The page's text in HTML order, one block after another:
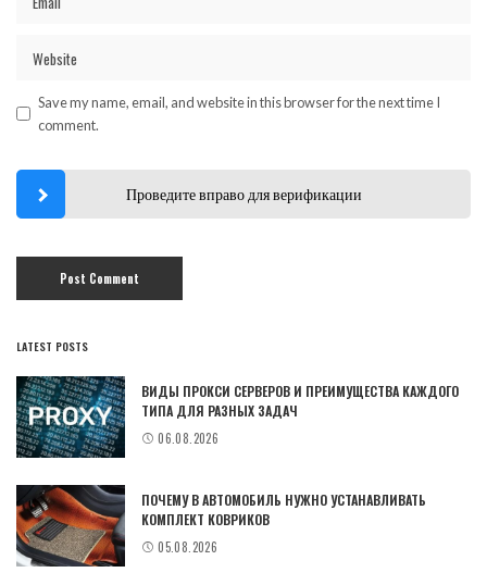
Save my name, email, and website in this browser for the next time I
comment.
Проведите вправо для верификации
LATEST POSTS
ВИДЫ ПРОКСИ СЕРВЕРОВ И ПРЕИМУЩЕСТВА КАЖДОГО
ТИПА ДЛЯ РАЗНЫХ ЗАДАЧ
06.08.2026
ПОЧЕМУ В АВТОМОБИЛЬ НУЖНО УСТАНАВЛИВАТЬ
КОМПЛЕКТ КОВРИКОВ
05.08.2026